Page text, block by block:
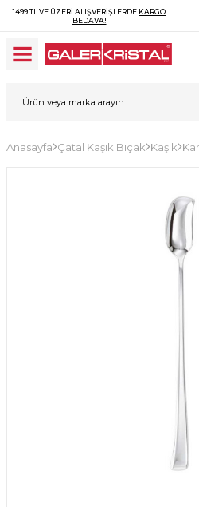
1499 TL VE ÜZERI ALIŞVERIŞLERDE KARGO
BEDAVA!
Anasayfa Çatal Kaşık Bıçak Kaşık